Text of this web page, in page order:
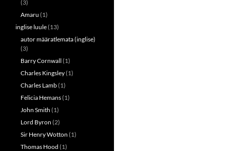
(3)
Amaru (1)
inglise luule(13)
autor määratlemata (inglise)
(3)
Barry Cornwall (1)
Charles Kingsley(1)
Charles Lamb(1)
Felicia Hemans(1)
John Smith (1)
Lord Byron (2)
Sir Henry Wotton (1)
Thomas Hood (1)